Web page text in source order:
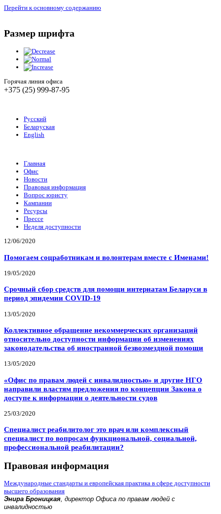
Перейти к основному содержанию
Размер шрифта
Горячая линия офиса
+375 (25) 999-87-95
Русский
Беларуская
English
Главная
Офис
Новости
Правовая информация
Вопрос юристу
Кампании
Ресурсы
Прессе
Неделя доступности
12/06/2020
Помогаем соцработникам и волонтерам вместе с Именами!
19/05/2020
Срочный сбор средств для помощи интернатам Беларуси в
период эпидемии COVID-19
13/05/2020
Коллективное обращение некоммерческих организаций
относительно доступности информации об изменениях
законодательства об иностранной безвозмездной помощи
13/05/2020
«Офис по правам людей с инвалидностью» и другие НГО
направили властям предложения по концепции Закона о
доступе к информации о деятельности судов
25/03/2020
Специалист реабилитолог это врач или комплексный
специалист по вопросам функциональной, социальной,
профессиональной реабилитации?
Правовая информация
Международные стандарты и европейская практика в сфере доступности
высшего образования
Энира Броницкая, директор Офиса по правам людей с
инвалидностью